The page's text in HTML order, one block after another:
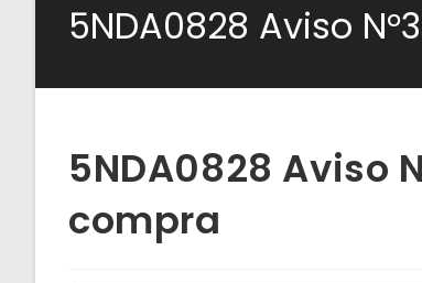
5NDA0828 Aviso
5NDA0828 Aviso
compra